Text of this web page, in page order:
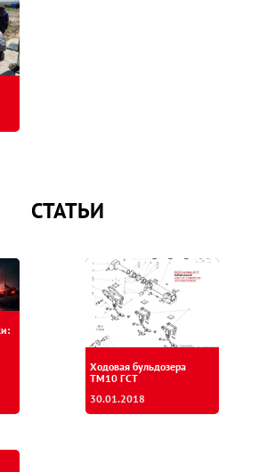
СТАТЬИ
Ходовая бульдозера
ТМ10 ГСТ
30.01.2018